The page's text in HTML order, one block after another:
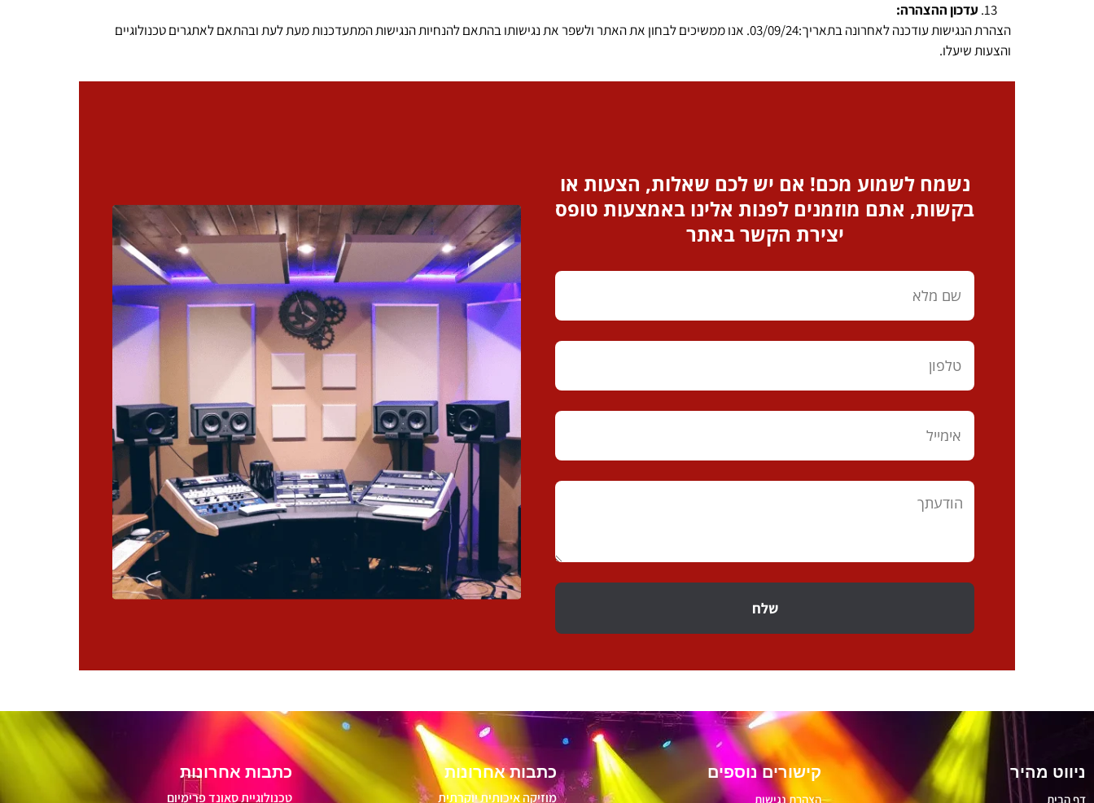
עדכון ההצהרה:
הצהרת הנגישות עודכנה לאחרונה בתאריך:03/09/24. אנו ממשיכים לבחון את האתר ולשפר את נגישותו בהתאם להנחיות הנגישות המתעדכנות מעת לעת ובהתאם לאתגרים טכנולוגיים
והצעות שיעלו.
נשמח לשמוע מכם! אם יש לכם שאלות, הצעות או
בקשות, אתם מוזמנים לפנות אלינו באמצעות טופס
יצירת הקשר באתר
שלח
ניווט מהיר
דף הבית
קישורים נוספים
הצהרת נגישות
כתבות אחרונות
מוזיקה איכותית יוקרתית
כתבות אחרונות
טכנולוגיית סאונד פרימיום